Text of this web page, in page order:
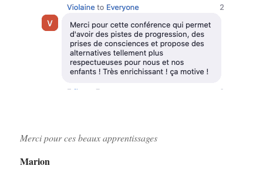
Merci pour ces beaux apprentissages
Marion